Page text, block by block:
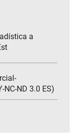
a
NC-ND 3.0 ES)